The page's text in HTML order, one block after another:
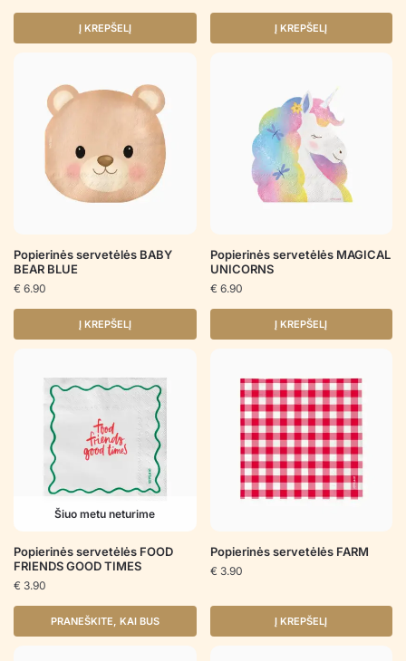
Į KREPŠELĮ Į KREPŠELĮ
Popierinės servetėlės BABY
BEAR BLUE
€ 6.90
Į KREPŠELĮ
Popierinės servetėlės MAGICAL
UNICORNS
€ 6.90
Į KREPŠELĮ
Šiuo metu neturime
Popierinės servetėlės FOOD
FRIENDS GOOD TIMES
€ 3.90
PRANEŠKITE, KAI BUS
Popierinės servetėlės FARM
€ 3.90
Į KREPŠELĮ